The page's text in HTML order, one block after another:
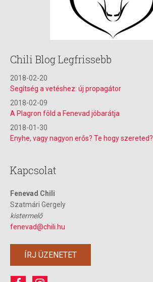
Chili Blog Legfrissebb
2018-02-20
Segítség a vetéshez: új propagátor
2018-02-09
A Plagron föld a Fenevad jóbarátja
2018-01-30
Enyhe, vagy nagyon erős? Te hogy szereted?
Kapcsolat
Fenevad Chili
Szatmári Gergely
kistermelő
fenevad@chili.hu
ÍRJ ÜZENETET